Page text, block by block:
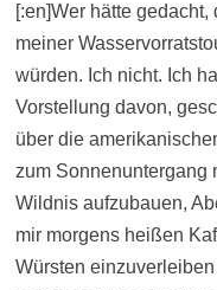
[:en]Wer hätte
meiner
würden. Ich nicht. Ich
Vorstellung davon,
über die
zum Sonnenuntergang
Wildnis aufzubauen,
mir morgens heißen
Würsten